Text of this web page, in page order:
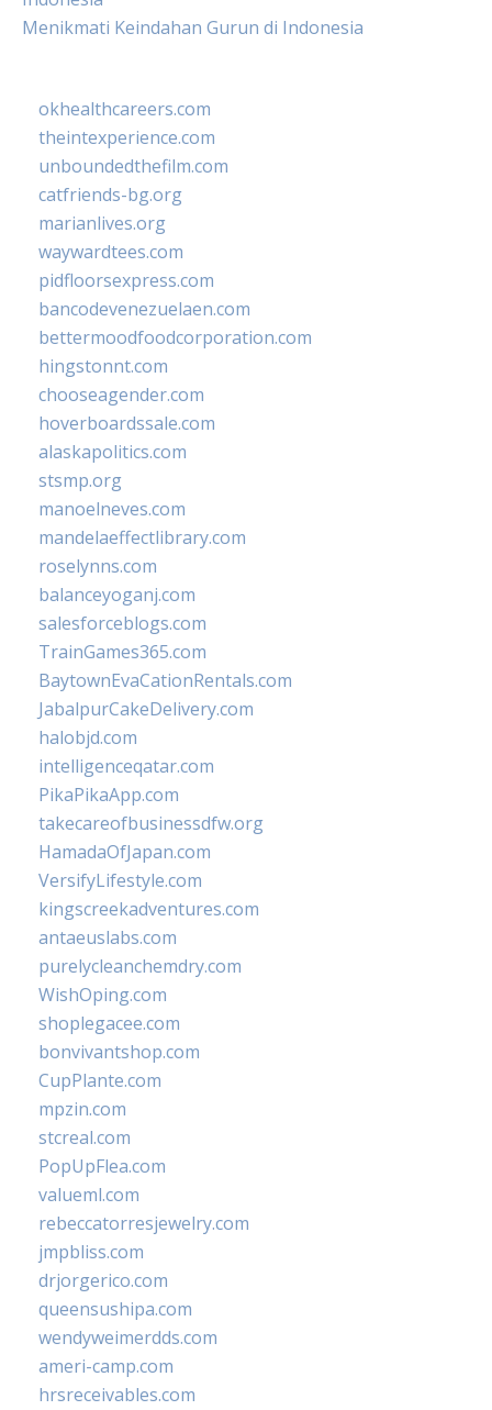
Menikmati Keindahan Gurun di Indonesia
okhealthcareers.com
theintexperience.com
unboundedthefilm.com
catfriends-bg.org
marianlives.org
waywardtees.com
pidfloorsexpress.com
bancodevenezuelaen.com
bettermoodfoodcorporation.com
hingstonnt.com
chooseagender.com
hoverboardssale.com
alaskapolitics.com
stsmp.org
manoelneves.com
mandelaeffectlibrary.com
roselynns.com
balanceyoganj.com
salesforceblogs.com
TrainGames365.com
BaytownEvaCationRentals.com
JabalpurCakeDelivery.com
halobjd.com
intelligenceqatar.com
PikaPikaApp.com
takecareofbusinessdfw.org
HamadaOfJapan.com
VersifyLifestyle.com
kingscreekadventures.com
antaeuslabs.com
purelycleanchemdry.com
WishOping.com
shoplegacee.com
bonvivantshop.com
CupPlante.com
mpzin.com
stcreal.com
PopUpFlea.com
valueml.com
rebeccatorresjewelry.com
jmpbliss.com
drjorgerico.com
queensushipa.com
wendyweimerdds.com
ameri-camp.com
hrsreceivables.com